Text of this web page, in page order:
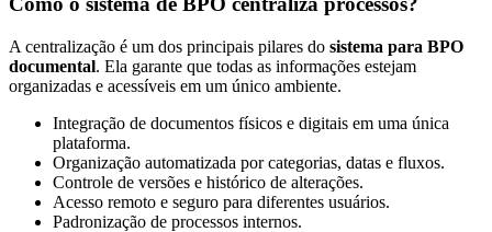
A centralização é um dos principais pilares do sistema para BPO
documental. Ela garante que todas as informações estejam
organizadas e acessíveis em um único ambiente.
Integração de documentos físicos e digitais em uma única
plataforma.
Organização automatizada por categorias, datas e fluxos.
Controle de versões e histórico de alterações.
Acesso remoto e seguro para diferentes usuários.
Padronização de processos internos.